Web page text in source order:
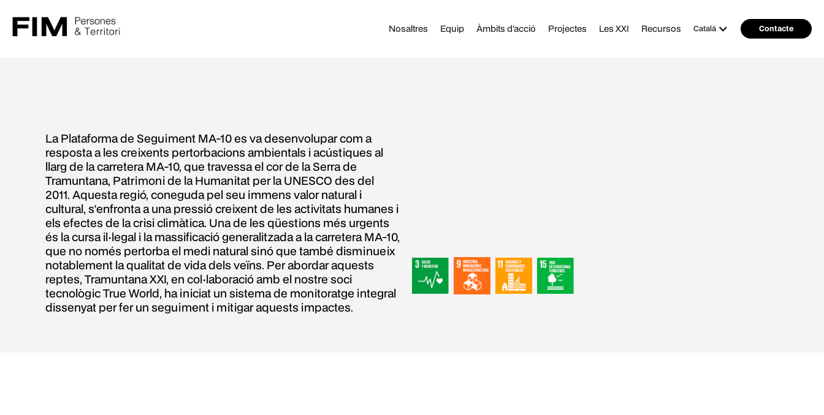
Nosaltres Equip Àmbits d’acció Projectes Les XXI Recursos Catalá Contacte
La Plataforma de Seguiment MA-10 es va desenvolupar com a
resposta a les creixents pertorbacions ambientals i acústiques al
llarg de la carretera MA-10, que travessa el cor de la Serra de
Tramuntana, Patrimoni de la Humanitat per la UNESCO des del
2011. Aquesta regió, coneguda pel seu immens valor natural i
cultural, s'enfronta a una pressió creixent de les activitats humanes i
els efectes de la crisi climàtica. Una de les qüestions més urgents
és la cursa il·legal i la massificació generalitzada a la carretera MA-10,
que no només pertorba el medi natural sinó que també disminueix
notablement la qualitat de vida dels veïns. Per abordar aquests
reptes, Tramuntana XXI, en col·laboració amb el nostre soci
tecnològic True World, ha iniciat un sistema de monitoratge integral
dissenyat per fer un seguiment i mitigar aquests impactes.